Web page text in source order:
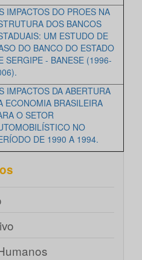
IMPACTOS DO PROES NA
DOS BANCOS
UM ESTUDO DE
DO BANCO DO ESTADO
SERGIPE - BANESE (1996-
IMPACTOS DA ABERTURA
ECONOMIA BRASILEIRA
O SETOR
NO
DE 1990 A 1994.